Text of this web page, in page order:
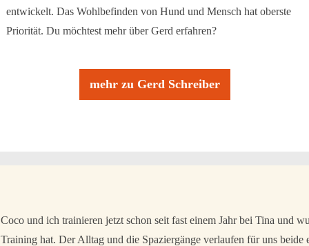
entwickelt. Das Wohlbefinden von Hund und Mensch hat oberste
Priorität. Du möchtest mehr über Gerd erfahren?
mehr zu Gerd Schreiber
Coco und ich trainieren jetzt schon seit fast einem Jahr bei Tina und
Training hat. Der Alltag und die Spaziergänge verlaufen für uns